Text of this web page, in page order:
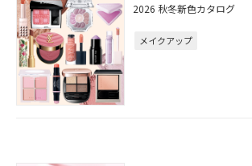
2026 秋冬新色カタログ
メイクアップ